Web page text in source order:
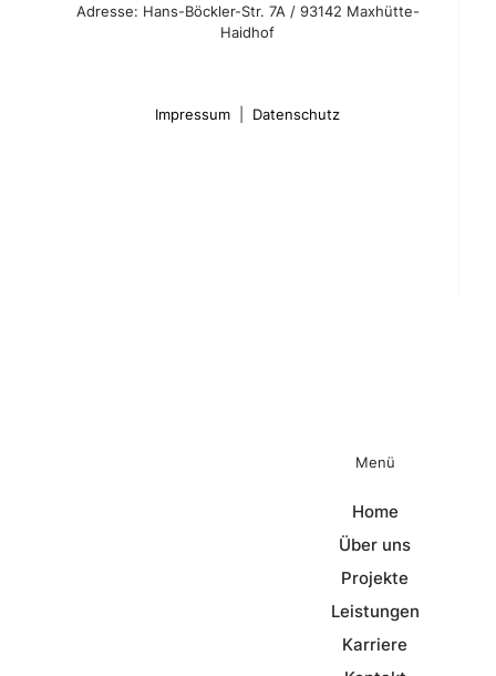
Adresse: Hans-Böckler-Str. 7A / 93142 Maxhütte-
Haidhof
Impressum Datenschutz
Menü
Home
Über uns
Projekte
Leistungen
Karriere